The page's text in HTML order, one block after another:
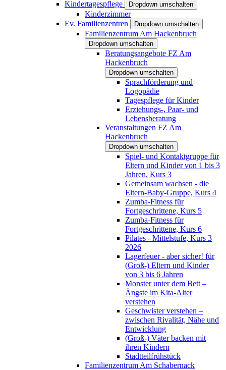
Kindertagespflege
Dropdown umschalten
Kinderzimmer
Ev. Familienzentren
Dropdown umschalten
Familienzentrum Am Hackenbruch
Dropdown umschalten
Beratungsangebote FZ Am
Hackenbruch
Dropdown umschalten
Sprachförderung und
Logopädie
Tagespflege für Kinder
Erziehungs-, Paar- und
Lebensberatung
Veranstaltungen FZ Am
Hackenbruch
Dropdown umschalten
Spiel- und Kontaktgruppe für
Eltern und Kinder von 1 bis 3
Jahren, Kurs 3
Gemeinsam wachsen - die
Eltern-Baby-Gruppe, Kurs 4
Zumba-Fitness für
Fortgeschrittene, Kurs 5
Zumba-Fitness für
Fortgeschrittene, Kurs 6
Pilates - Mittelstufe, Kurs 3
2026
Lagerfeuer - aber sicher! für
(Groß-) Eltern und Kinder
von 3 bis 6 Jahren
Monster unter dem Bett –
Ängste im Kita-Alter
verstehen
Geschwister verstehen –
zwischen Rivalität, Nähe und
Entwicklung
(Groß-) Väter backen mit
ihren Kindern
Stadtteilfrühstück
Familienzentrum Am Schabernack